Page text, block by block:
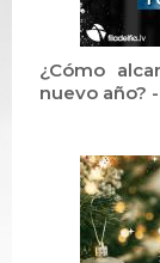
¿Cómo
nuevo año?